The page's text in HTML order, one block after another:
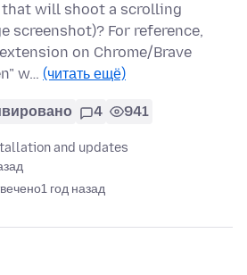
that will shoot a scrolling
screenshot)? For reference,
on Chrome/Brave
w… (читать ещё)
4 941
and updates
1 год назад